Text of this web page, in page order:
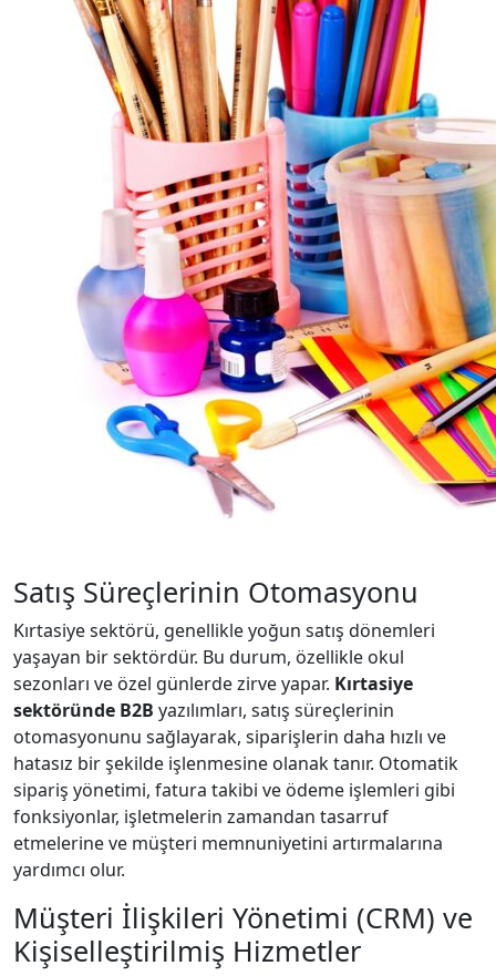
Satış Süreçlerinin Otomasyonu
Kırtasiye sektörü, genellikle yoğun satış dönemleri
yaşayan bir sektördür. Bu durum, özellikle okul
sezonları ve özel günlerde zirve yapar. Kırtasiye
sektöründe B2B yazılımları, satış süreçlerinin
otomasyonunu sağlayarak, siparişlerin daha hızlı ve
hatasız bir şekilde işlenmesine olanak tanır. Otomatik
sipariş yönetimi, fatura takibi ve ödeme işlemleri gibi
fonksiyonlar, işletmelerin zamandan tasarruf
etmelerine ve müşteri memnuniyetini artırmalarına
yardımcı olur.
Müşteri İlişkileri Yönetimi (CRM) ve
Kişiselleştirilmiş Hizmetler